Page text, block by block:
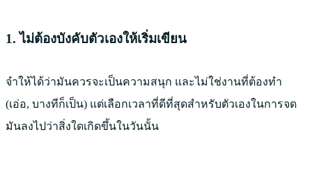
1. ไม่ต้องบังคับตัวเองให้เริ่มเขียน
จําให้ได้ว่ามันควรจะเป็นความสนุก และไม่ใช่งานที่ต้องทำ
(เอ่อ, บางทีก็เป็น) แต่เลือกเวลาที่ดีที่สุดสําหรับตัวเองในการจด
มันลงไปว่าสิ่งใดเกิดขึ้นในวันนั้น